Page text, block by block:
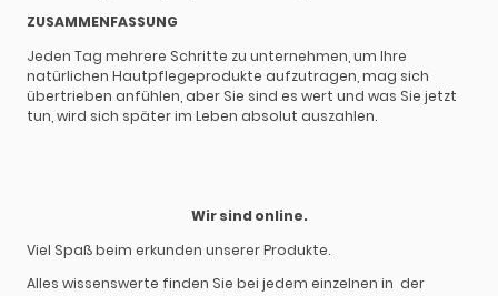
ZUSAMMENFASSUNG
Jeden Tag mehrere Schritte zu unternehmen, um Ihre
natürlichen Hautpflegeprodukte aufzutragen, mag sich
übertrieben anfühlen, aber Sie sind es wert und was Sie jetzt
tun, wird sich später im Leben absolut auszahlen.
Wir sind online.
Viel Spaß beim erkunden unserer Produkte.
Alles wissenswerte finden Sie bei jedem einzelnen in der